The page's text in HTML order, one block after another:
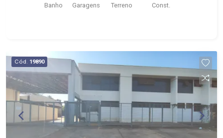
Banho Garagens Terreno Const.
Cód. 19890